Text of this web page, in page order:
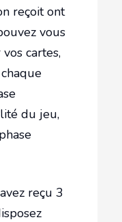
reçoit ont
vous
cartes,
du jeu,
reçu 3